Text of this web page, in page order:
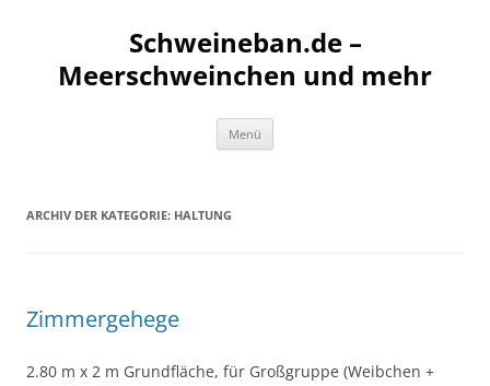
Schweineban.de –
Meerschweinchen und mehr
Menü
ARCHIV DER KATEGORIE: HALTUNG
Zimmergehege
2.80 m x 2 m Grundfläche, für Großgruppe (Weibchen +